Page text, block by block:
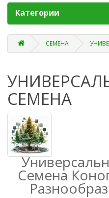
Категории
СЕМЕНА
СЕМЕНА
Семена